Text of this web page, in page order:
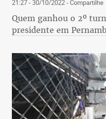
21:27 - 30/10/2022- Compartilhe
Quem ganhou o 2º
presidente em